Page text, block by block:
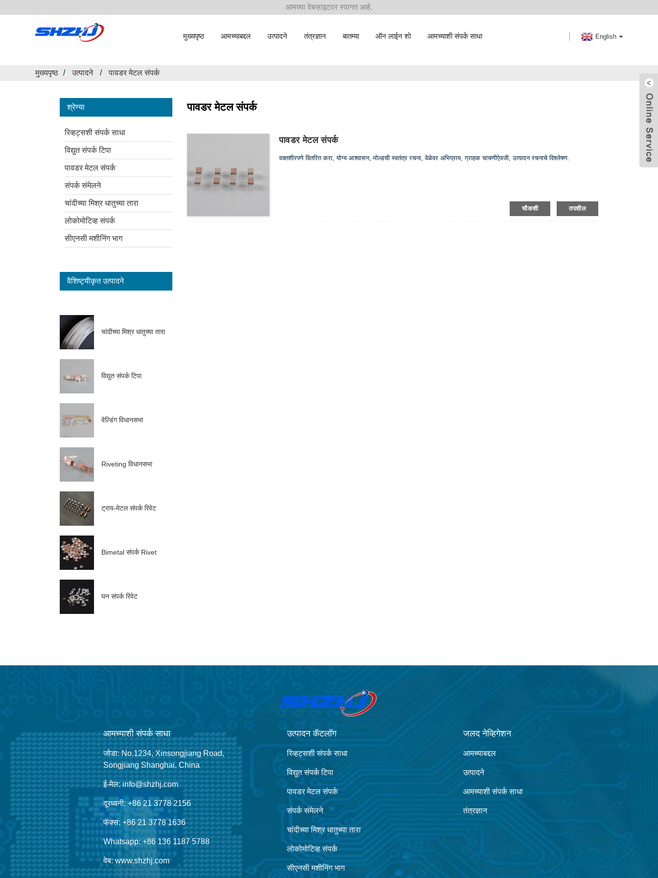
आमच्या वेबसाइटवर स्वागत आहे.
मुख्यपृष्ठ आमच्याबद्दल उत्पादने तंत्रज्ञान बातम्या ऑन लाईन शो आमच्याशी संपर्क साधा English
मुख्यपृष्ठ उत्पादने पावडर मेटल संपर्क
श्रेण्या
रिव्हट्सशी संपर्क साधा
विद्युत संपर्क टिपा
पावडर मेटल संपर्क
संपर्क संमेलने
चांदीच्या मिश्र धातुच्या तारा
लोकोमोटिव्ह संपर्क
सीएनसी मशीनिंग भाग
वैशिष्ट्यीकृत उत्पादने
चांदीच्या मिश्र धातुच्या तारा
विद्युत संपर्क टिपा
वेल्डिंग विधानसभा
Riveting विधानसभा
ट्राय-मेटल संपर्क रिवेट
Bimetal संपर्क Rivet
घन संपर्क रिवेट
पावडर मेटल संपर्क
पावडर मेटल संपर्क
वक्तशीरपणे वितरित करा, योग्य आश्वासन, मोल्डची स्वतंत्र रचना, वेळेवर अभिप्राय, ग्राहक चाचणीऐवजी, उत्पादन रचनाचे विश्लेषण.
चौकशी तपशील
आमच्याशी संपर्क साधा
जोडा: No.1234, Xinsongjiang Road,
Songjiang Shanghai, China
ई-मेल: info@shzhj.com
दूरध्वनी: +86 21 3778 2156
फॅक्स: +86 21 3778 1636
Whatsapp: +86 136 1187 5788
वेब: www.shzhj.com
उत्पादन कॅटलॉग
रिव्हट्सशी संपर्क साधा
विद्युत संपर्क टिपा
पावडर मेटल संपर्क
संपर्क संमेलने
चांदीच्या मिश्र धातुच्या तारा
लोकोमोटिव्ह संपर्क
सीएनसी मशीनिंग भाग
जलद नेव्हिगेशन
आमच्याबद्दल
उत्पादने
आमच्याशी संपर्क साधा
तंत्रज्ञान